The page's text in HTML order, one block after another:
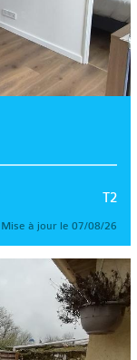
T2
Mise à jour le 07/08/26